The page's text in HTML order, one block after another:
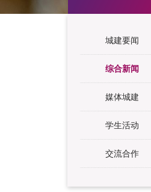
城建要闻
综合新闻
媒体城建
学生活动
交流合作